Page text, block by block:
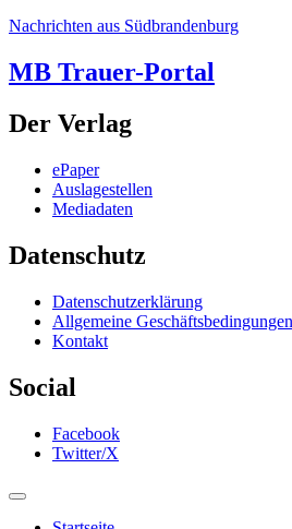
Nachrichten aus Südbrandenburg
MB Trauer-Portal
Der Verlag
ePaper
Auslagestellen
Mediadaten
Datenschutz
Datenschutzerklärung
Allgemeine Geschäftsbedingungen
Kontakt
Social
Facebook
Twitter/X